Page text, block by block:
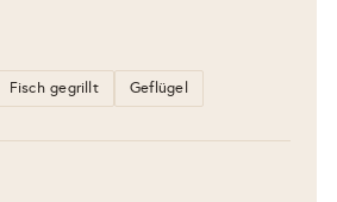
Fisch gegrillt Geflügel